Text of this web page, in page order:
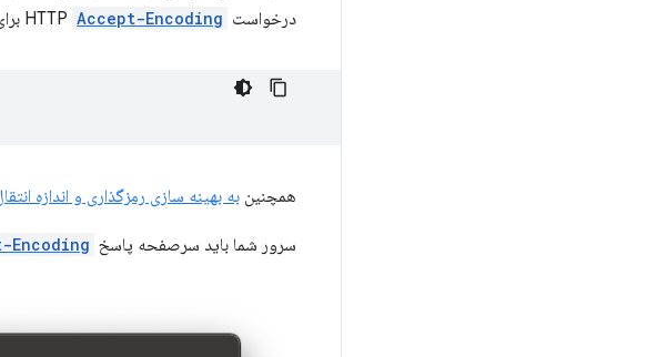
درخواست HTTP Accept-Encoding
همچنین به بهینه سازی رمزگذاری و اندازه
سرور شما باید سرصفحه پاسخ HTTP Encoding